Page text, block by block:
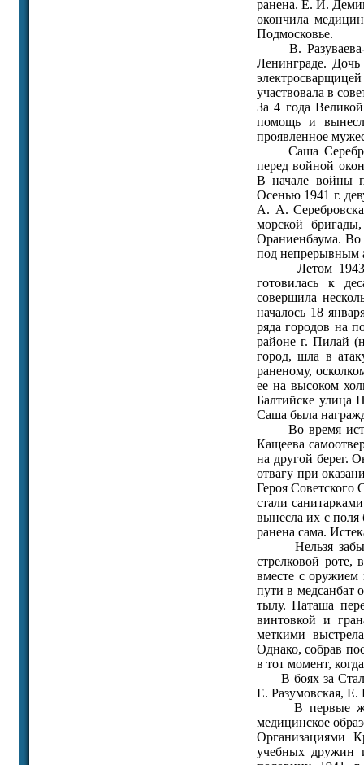
ранена. Е. И.
окончила
Подмосковье.
В. Разуваева-
Ленинграде. Дочь
участвовала в
За 4 года
помощь и
проявленное
Саша
перед войной
В начале войны
Осенью 1941 г.
А. А.
морской
Ораниенбаума. Во
под непрерывным
Летом 1943 г.,
готовилась к
совершила
началось 18
ряда городов на
районе г. Пилай
город, шла в
раненому,
ее на высоком
Балтийске улица
Саша была
Во время
Кащеева
на другой берег.
отвагу при
Героя Советского
стали
вынесла их с поля
ранена сама.
Нельзя забыть
стрелковой
вместе с оружием
пути в медсанбат
тылу. Наташа
винтовкой и
меткими
Однако, собрав
в тот момент,
В боях за
Е. Разумовская,
В первые же
медицинское
Организациями
учебных дружин